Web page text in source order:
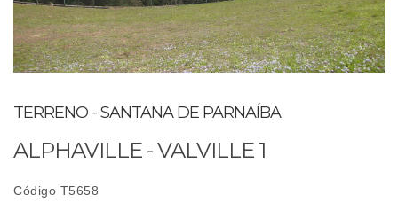
TERRENO - SANTANA DE PARNAÍBA
ALPHAVILLE - VALVILLE 1
Código T5658